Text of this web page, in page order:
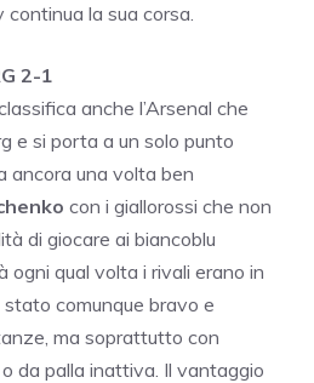
la sua corsa.
2-1
anche l’Arsenal che
e si porta a un solo punto
ancora una volta ben
con i giallorossi che non
di giocare ai biancoblu
ogni qual volta i rivali erano in
comunque bravo e
ma soprattutto con
da palla inattiva. Il vantaggio